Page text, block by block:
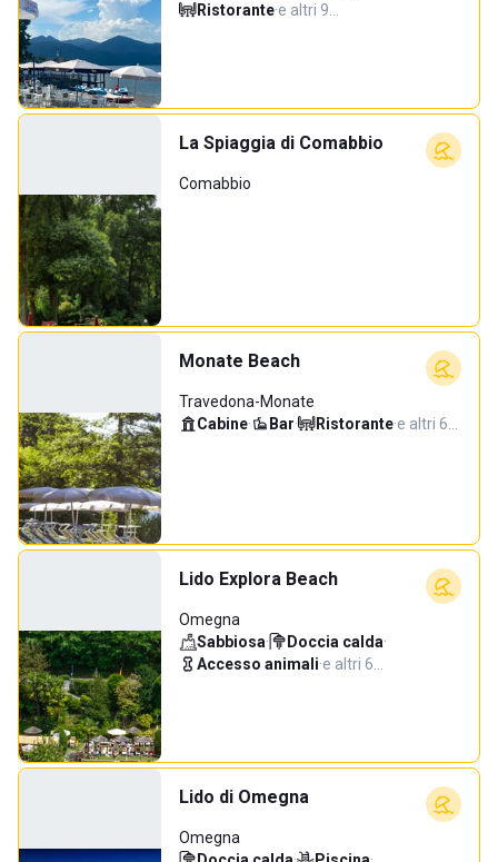
Ristorante·e altri 9…
La Spiaggia di Comabbio
Comabbio
Monate Beach
Travedona-Monate
Cabine· Bar· Ristorante·e altri 6…
Lido Explora Beach
Omegna
Sabbiosa· Doccia calda·
Accesso animali·e altri 6…
Lido di Omegna
Omegna